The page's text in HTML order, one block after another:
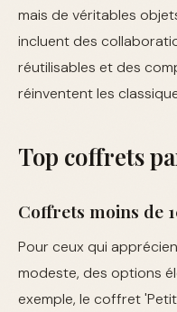
mais de véritables
incluent des
réutilisables et des
réinventent les
Top coffrets
Coffrets moins de
Pour ceux qui
modeste, des options
exemple, le coffret